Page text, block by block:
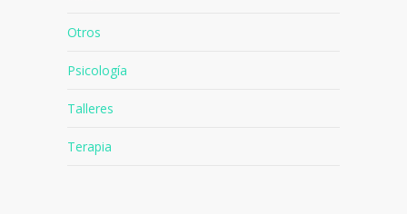
Otros
Psicología
Talleres
Terapia